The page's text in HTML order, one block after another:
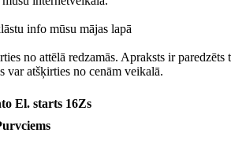
info mūsu mājas lapā
no attēlā redzamās. Apraksts ir
var atšķirties no cenām veikalā.
El. starts 16Zs